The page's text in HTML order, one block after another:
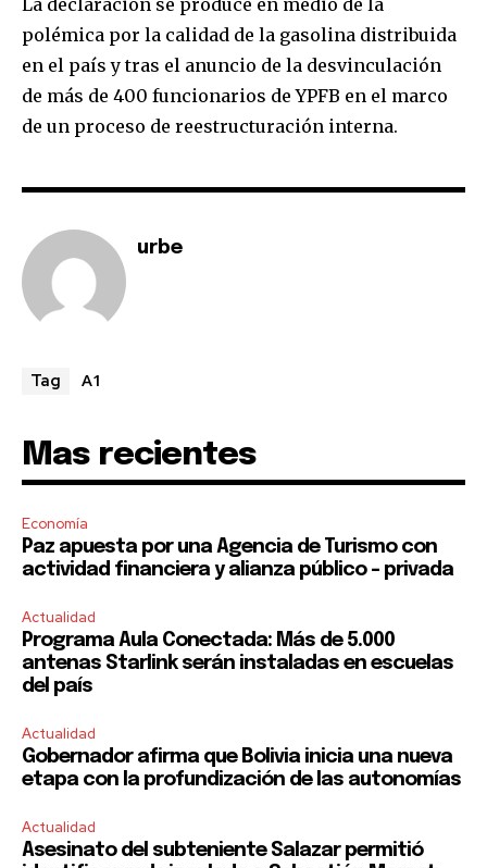
polémica por la calidad de la gasolina distribuida
en el país y tras el anuncio de la desvinculación
de más de 400 funcionarios de YPFB en el marco
de un proceso de reestructuración interna.
urbe
Tag A1
Mas recientes
Economía
Paz apuesta por una Agencia de Turismo con
actividad financiera y alianza público – privada
Actualidad
Programa Aula Conectada: Más de 5.000
antenas Starlink serán instaladas en escuelas
del país
Actualidad
Gobernador afirma que Bolivia inicia una nueva
etapa con la profundización de las autonomías
Actualidad
Asesinato del subteniente Salazar permitió